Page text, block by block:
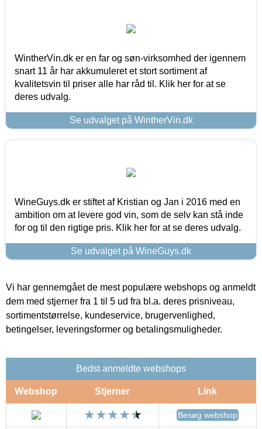
WintherVin.dk er en far og søn-virksomhed der igennem
snart 11 år har akkumuleret et stort sortiment af
kvalitetsvin til priser alle har råd til. Klik her for at se
deres udvalg.
Se udvalget på WintherVin.dk
WineGuys.dk er stiftet af Kristian og Jan i 2016 med en
ambition om at levere god vin, som de selv kan stå inde
for og til den rigtige pris. Klik her for at se deres udvalg.
Se udvalget på WineGuys.dk
Vi har gennemgået de mest populære webshops og anmeldt
dem med stjerner fra 1 til 5 ud fra bl.a. deres prisniveau,
sortimentstørrelse, kundeservice, brugervenlighed,
betingelser, leveringsformer og betalingsmuligheder.
Bedst anmeldte webshops
Webshop Stjerner Link
Besøg webshop